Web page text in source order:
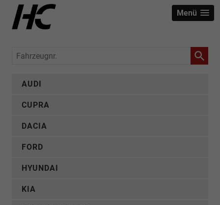
Menü
Fahrzeugnr.
AUDI
CUPRA
DACIA
FORD
HYUNDAI
KIA